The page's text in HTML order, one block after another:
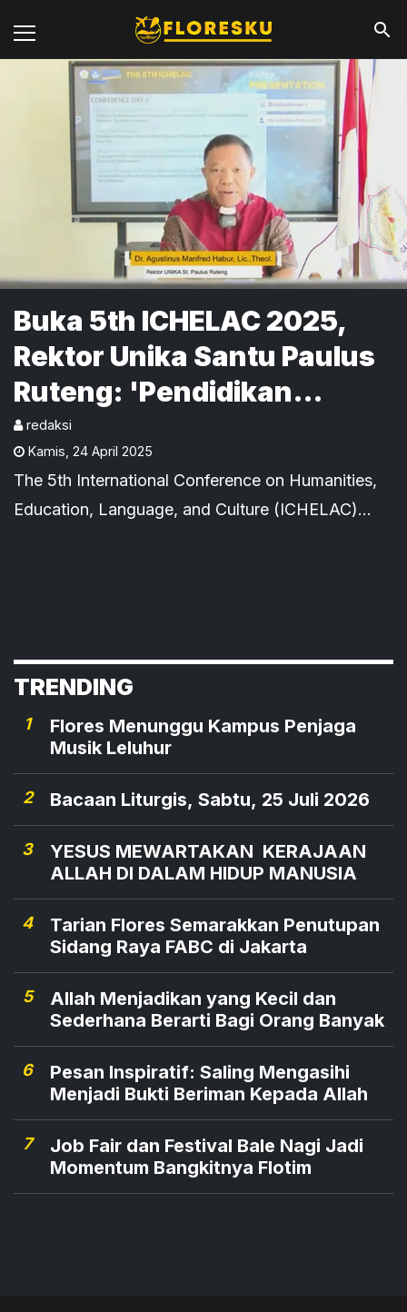
Buka 5th ICHELAC 2025,
Rektor Unika Santu Paulus
Ruteng: 'Pendidikan
Humaniora Jadi Detak
Jantung Peradaban Digital'
redaksi
Kamis 24 April 2025
The 5th International Conference on Humanities,
Education, Language, and Culture (ICHELAC)
TRENDING
1
Flores Menunggu Kampus Penjaga
Musik Leluhur
2 Bacaan Liturgis, Sabtu, 25 Juli 2026
3
YESUS MEWARTAKAN KERAJAAN
ALLAH DI DALAM HIDUP MANUSIA
4
Tarian Flores Semarakkan Penutupan
Sidang Raya FABC di Jakarta
5
Allah Menjadikan yang Kecil dan
Sederhana Berarti Bagi Orang Banyak
6
Pesan Inspiratif: Saling Mengasihi
Menjadi Bukti Beriman Kepada Allah
7
Job Fair dan Festival Bale Nagi Jadi
Momentum Bangkitnya Flotim